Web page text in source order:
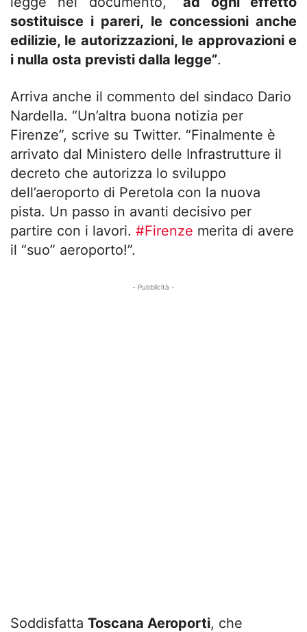
sostituisce i pareri, le concessioni anche
edilizie, le autorizzazioni, le approvazioni e
i nulla osta previsti dalla legge”.
Arriva anche il commento del sindaco Dario
Nardella. “Un’altra buona notizia per
Firenze”, scrive su Twitter. “Finalmente è
arrivato dal Ministero delle Infrastrutture il
decreto che autorizza lo sviluppo
dell’aeroporto di Peretola con la nuova
pista. Un passo in avanti decisivo per
partire con i lavori. #Firenze merita di avere
il “suo” aeroporto!”.
- Pubblicità -
Soddisfatta Toscana Aeroporti, che